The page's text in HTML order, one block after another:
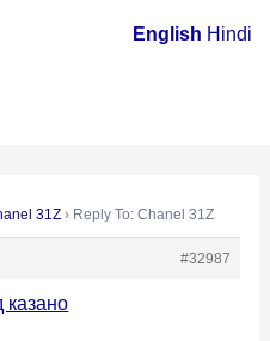
31Z › Reply To: Chanel 31Z
#32987
казано
English Hindi